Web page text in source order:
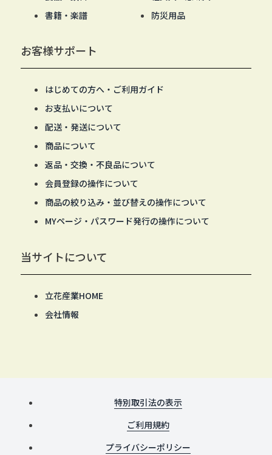
書籍・楽譜
防災用品
お客様サポート
はじめての方へ・ご利用ガイド
お支払いについて
配送・発送について
商品について
返品・交換・不良品について
会員登録の操作について
商品の絞り込み・並び替えの操作について
MYページ・パスワード発行の操作について
当サイトについて
立花産業HOME
会社情報
特別取引法の表示
ご利用規約
プライバシーポリシー